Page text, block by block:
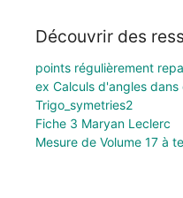
Découvrir des
points régulièrement
ex Calculs d'angles
Trigo_symetries2
Fiche 3 Maryan Leclerc
Mesure de Volume 17 à